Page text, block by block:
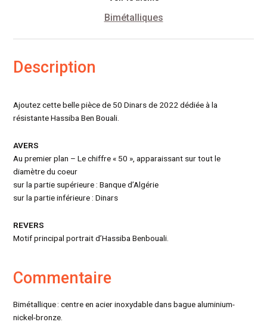
Bimétalliques
Description
Ajoutez cette belle pièce de 50 Dinars de 2022 dédiée à la
résistante Hassiba Ben Bouali.
AVERS
Au premier plan – Le chiffre « 50 », apparaissant sur tout le
diamètre du coeur
sur la partie supérieure : Banque d’Algérie
sur la partie inférieure : Dinars
REVERS
Motif principal portrait d’Hassiba Benbouali.
Commentaire
Bimétallique : centre en acier inoxydable dans bague aluminium-
nickel-bronze.